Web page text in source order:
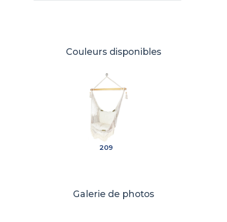
Couleurs disponibles
209
Galerie de photos